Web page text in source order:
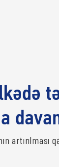
artırılması